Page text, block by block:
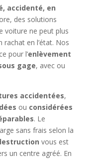
accidenté, en
des solutions
voiture ne peut plus
rachat en l’état. Nos
pour l’enlèvement
gage, avec ou
accidentées,
ou considérées
. Le
sans frais selon la
vous est
un centre agréé. En